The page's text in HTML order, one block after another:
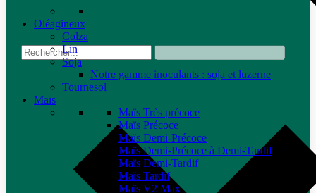
Oléagineux
Colza
Lin
Soja
Notre gamme inoculants : soja et luzerne
Tournesol
Maïs
Maïs Très précoce
Maïs Précoce
Maïs Demi-Précoce
Maïs Demi-Précoce à Demi-Tardif
Maïs Demi-Tardif
Maïs Tardif
Maïs V2 Max